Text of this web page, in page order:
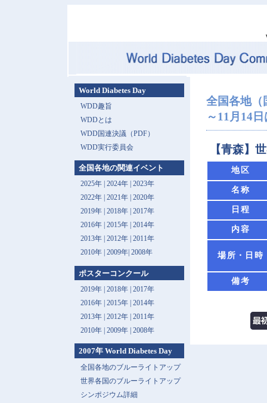
全国各地（
～11月14
【青森】
地区
名称
日程
内容
場所・日時
備考
World Diabetes Day
WDD趣旨
WDDとは
WDD国連決議（PDF）
WDD実行委員会
全国各地の関連イベント
2025年| 2024年| 2023年
2022年| 2021年| 2020年
2019年| 2018年| 2017年
2016年| 2015年| 2014年
2013年 | 2012年| 2011年
2010年| 2009年| 2008年
ポスターコンクール
2019年 | 2018年 | 2017年
2016年 | 2015年 | 2014年
2013年 | 2012年 | 2011年
2010年 | 2009年 | 2008年
2007年 World Diabetes Day
全国各地のブルーライトアップ
世界各国のブルーライトアップ
シンポジウム詳細